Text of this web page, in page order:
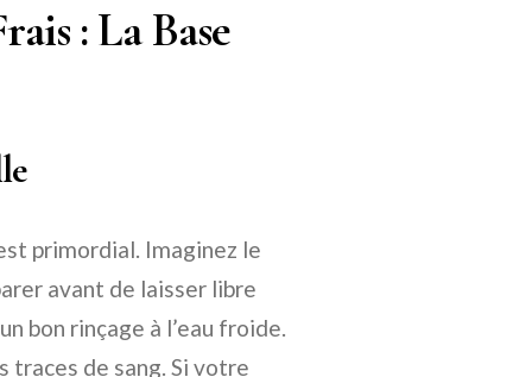
: La Base
primordial. Imaginez le
avant de laisser libre
bon rinçage à l’eau froide.
de sang. Si votre